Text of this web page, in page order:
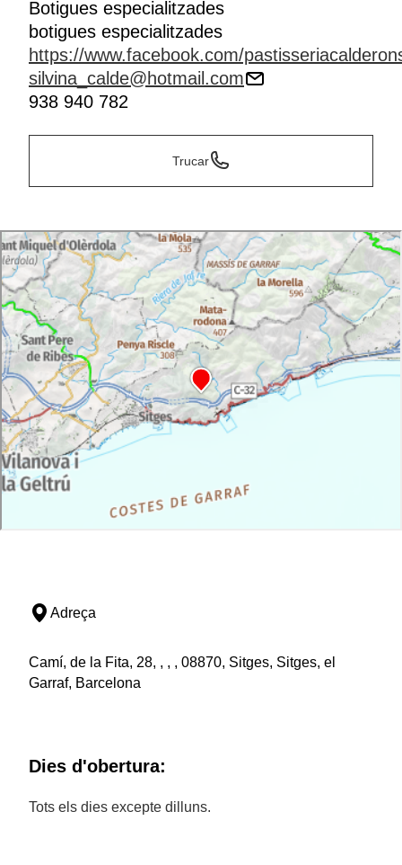
Botigues especialitzades
botigues especialitzades
https://www.facebook.com/
silvina_calde@hotmail.com
938 940 782
Trucar
Adreça
Camí, de la Fita, 28, , , , 08870, Sitges, Sitges, el
Garraf, Barcelona
Dies d'obertura:
Tots els dies excepte dilluns.